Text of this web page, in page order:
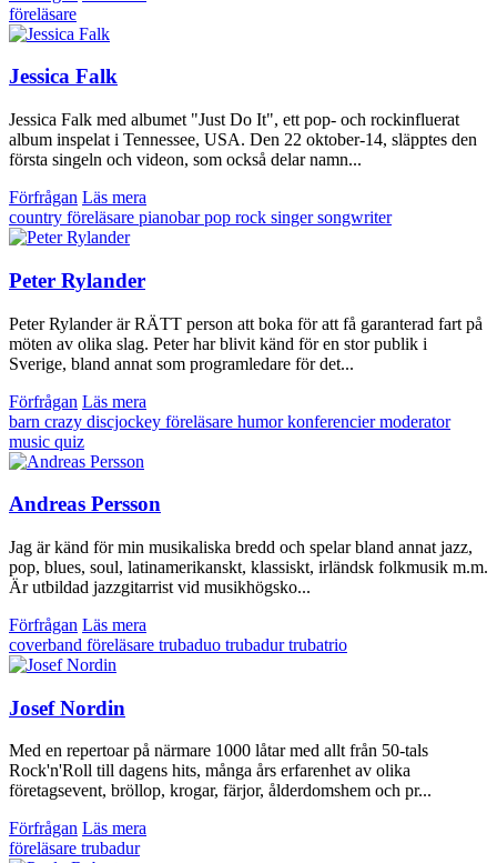
föreläsare
Jessica Falk
Jessica Falk med albumet "Just Do It", ett pop- och rockinfluerat
album inspelat i Tennessee, USA. Den 22 oktober-14, släpptes den
första singeln och videon, som också delar namn...
Förfrågan Läs mera
country föreläsare pianobarpop rock singer songwriter
Peter Rylander
Peter Rylander är RÄTT person att boka för att få garanterad fart på
möten av olika slag. Peter har blivit känd för en stor publik i
Sverige, bland annat som programledare för det...
Förfrågan Läs mera
barn crazy discjockey föreläsare humorkonferenciermoderator
music quiz
Andreas Persson
Jag är känd för min musikaliska bredd och spelar bland annat jazz,
pop, blues, soul, latinamerikanskt, klassiskt, irländsk folkmusik m.m.
Är utbildad jazzgitarrist vid musikhögsko...
Förfrågan Läs mera
coverband föreläsare trubaduo trubadurtrubatrio
Josef Nordin
Med en repertoar på närmare 1000 låtar med allt från 50-tals
Rock'n'Roll till dagens hits, många års erfarenhet av olika
företagsevent, bröllop, krogar, färjor, ålderdomshem och pr...
Förfrågan Läs mera
föreläsare trubadur